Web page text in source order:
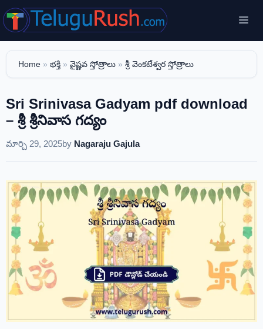
Skip
to
content
Home » భక్తి » వైష్ణవ స్తోత్రాలు » శ్రీ వెంకటేశ్వర స్తోత్రాలు
Sri Srinivasa Gadyam pdf download
– శ్రీ శ్రీనివాస గద్యం
మార్చి 29, 2025by Nagaraju Gajula